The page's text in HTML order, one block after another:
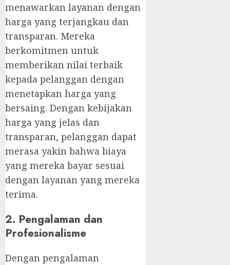
menawarkan layanan dengan
harga yang terjangkau dan
transparan. Mereka
berkomitmen untuk
memberikan nilai terbaik
kepada pelanggan dengan
menetapkan harga yang
bersaing. Dengan kebijakan
harga yang jelas dan
transparan, pelanggan dapat
merasa yakin bahwa biaya
yang mereka bayar sesuai
dengan layanan yang mereka
terima.
2. Pengalaman dan
Profesionalisme
Dengan pengalaman